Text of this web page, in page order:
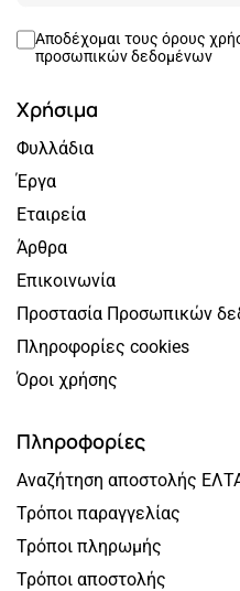
Αποδέχομαι τους όρους
προσωπικών δεδομένων
Χρήσιμα
Φυλλάδια
Έργα
Εταιρεία
Άρθρα
Επικοινωνία
Προστασία Προσωπικών
Πληροφορίες cookies
Όροι χρήσης
Πληροφορίες
Αναζήτηση αποστολής
Τρόποι παραγγελίας
Τρόποι πληρωμής
Τρόποι αποστολής